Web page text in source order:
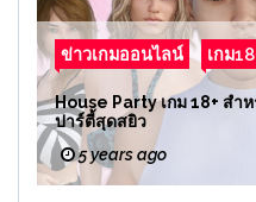
ข่าวเกมออนไลน์ เกม
House Party เกม 18+ ส
ปาร์ตี้สุดสยิว
5 years ago